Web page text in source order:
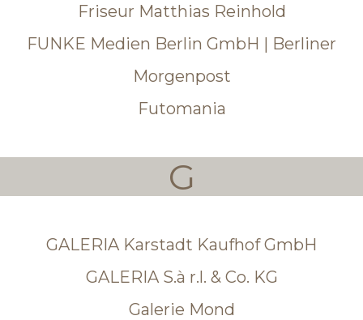
Friseur Matthias Reinhold
FUNKE Medien Berlin GmbH | Berliner
Morgenpost
Futomania
G
GALERIA Karstadt Kaufhof GmbH
GALERIA S.à r.l. & Co. KG
Galerie Mond